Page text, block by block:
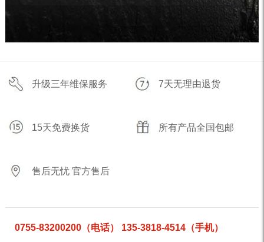
升级三年维保服务 7天无理由退货
15天免费换货 所有产品全国包邮
售后无忧 官方售后
0755-83200200（电话） 135-3818-4514（手机）